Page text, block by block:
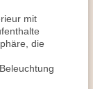
mit
die